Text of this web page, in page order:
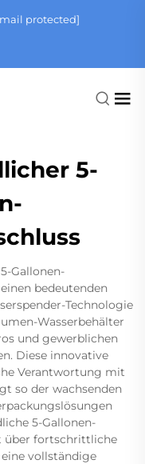
protected]
5-
Gallonen-
bedeutenden
Technologie
Wasserbehälter
und gewerblichen
Diese innovative
Verantwortung mit
so der wachsenden
5-Gallonen-
über fortschrittliche
vollständige